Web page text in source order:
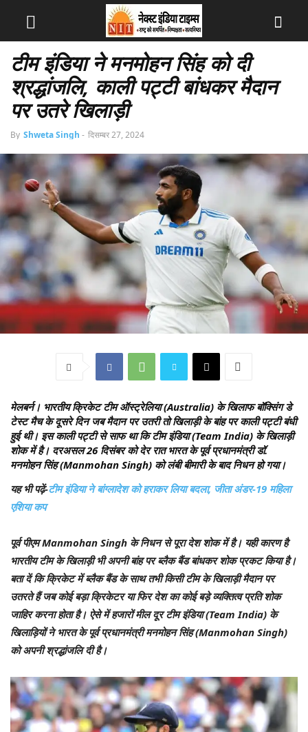
टीम इंडिया ने मनमोहन सिंह को दी
श्रद्धांजलि, काली पट्टी बांधकर मैदान
पर उतरे खिलाड़ी
By Shweta Singh - दिसम्बर 27, 2024
मेलबर्न। भारतीय क्रिकेट टीम ऑस्ट्रेलिया (Australia) के खिलाफ बॉक्सिंग डे
टेस्ट मैच के दूसरे दिन जब मैदान पर उतरी तो खिलाड़ी के बांह पर काली पट्टी बंधी
हुई थी। इस काली पट्टी से साफ था कि टीम इंडिया (Team India) के खिलाड़ी
शोक में है। दरअसल 26 दिसंबर को देर रात भारत के पूर्व प्रधानमंत्री डॉ.
मनमोहन सिंह (Manmohan Singh) को लंबी बीमारी के बाद निधन हो गया।
यह भी पढ़ें-टीम इंडिया ने बांग्लादेश को हराकर लिया बदला, जीता अंडर-19 महिला
एशिया कप
पूर्व पीएम Manmohan Singh के निधन से पूरा देश शोक में है। यही कारण है
भारतीय टीम के खिलाड़ी भी अपनी बांह पर ब्लैक बैंड बांधकर शोक प्रकट किया है।
बता दें कि क्रिकेट में ब्लैक बैंड के साथ तभी किसी टीम के खिलाड़ी मैदान पर
उतरते हैं जब कोई बड़ा क्रिकेटर या फिर देश का कोई बड़े व्यक्तित्व प्रति शोक
जाहिर करना होता है। ऐसे में हजारों मील दूर टीम इंडिया (Team India) के
खिलाड़ियों ने भारत के पूर्व प्रधानमंत्री मनमोहन सिंह (Manmohan Singh)
को अपनी श्रद्धांजलि दी है।